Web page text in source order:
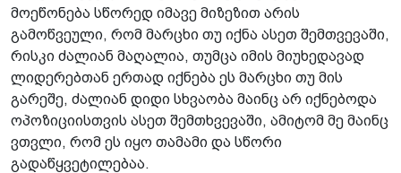
მოეწონება სწორედ იმავე მიზეზით არის
გამოწვეული, რომ მარცხი თუ იქნა ასეთ შემთვევაში,
რისკი ძალიან მაღალია, თუმცა იმის მიუხედავად
ლიდერებთან ერთად იქნება ეს მარცხი თუ მის
გარეშე, ძალიან დიდი სხვაობა მაინც არ იქნებოდა
ოპოზიციისთვის ასეთ შემთხვევაში, ამიტომ მე მაინც
ვთვლი, რომ ეს იყო თამამი და სწორი
გადაწყვეტილებაა.